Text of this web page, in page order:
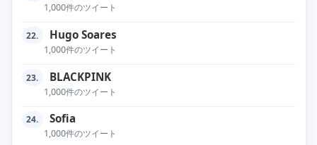
1,000件のツイート
22. Hugo Soares
1,000件のツイート
23. BLACKPINK
1,000件のツイート
24. Sofia
1,000件のツイート